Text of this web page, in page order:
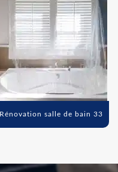
Rénovation salle de bain 33